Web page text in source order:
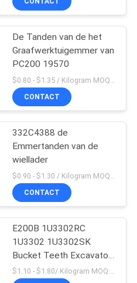
De Tanden van de het
Graafwerktuigemmer van
PC200 19570
CONTACT
332C4388 de
Emmertanden van de
wiellader
CONTACT
E200B 1U3302RC
1U3302 1U3302SK
Bucket Teeth Excavator
Massaproductie
$1.10 - $1.80/ Kilogram MOQ:100 Kilogram/Kilograms